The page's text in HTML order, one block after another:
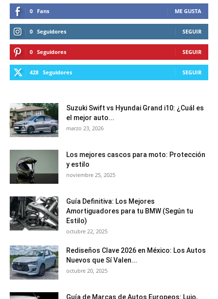
0 Fans ME GUSTA
0 Seguidores SEGUIR
0 Seguidores SEGUIR
428 Seguidores SEGUIR
Suzuki Swift vs Hyundai Grand i10: ¿Cuál es
el mejor auto...
marzo 23, 2026
Los mejores cascos para moto: Protección
y estilo
noviembre 25, 2025
Guía Definitiva: Los Mejores
Amortiguadores para tu BMW (Según tu
Estilo)
octubre 22, 2025
Rediseños Clave 2026 en México: Los Autos
Nuevos que Sí Valen...
octubre 20, 2025
Guía de Marcas de Autos Europeos: Lujo,